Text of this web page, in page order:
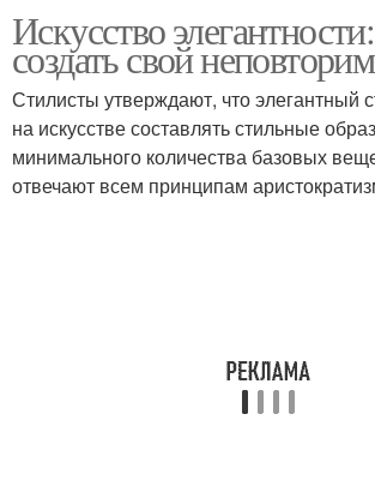
Искусство
создать свой
Стилисты утверждают, что элегантный
на искусстве составлять стильные
минимального количества базовых
отвечают всем принципам